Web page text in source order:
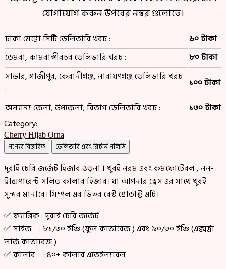
যোগাযোগ করুন উপরের নম্বর গুলোতে।
ঢাকা মেট্রো সিটি ডেলিভারি খরচ :
৬০ টাকা
ডেমরা, কামরাঙ্গীরচর ডেলিভারি খরচ :
৮০ টাকা
সাভার, গাজীপুর, কেরানীগঞ্জ, নারায়ণগঞ্জ ডেলিভারি খরচ
:
১০০ টাকা
অন্যান্য জেলা, উপজেলা, বিভাগ ডেলিভারি খরচ :
১৩০ টাকা
Category:
Cherry Hijab Orna
পণ্যের বিস্তারিত ডেলিভারি এবং রিটার্ন পলিসি
দুবাই চেরি জর্জেট হিজাব ওড়না । খুবই নরম এবং কমফোর্টেবল , নন-
ট্রান্সপারেন্ট সলিড কালার হিজাব। যা আপনার ড্রেস এর সাথে খুবই
সুন্দর মানাবে। সিম্পল এর ভিতর বেস্ট প্রোডাক্ট এটি।
✅ ফ্যাব্রিক : দুবাই চেরি জর্জেট
✅ সাইজ : ৮১/৩০ ইঞ্চি (ফুল কাভারেজ ) এবং ৯০/৩০ ইঞ্চি (এক্সট্রা
লার্জ কাভারেজ )
✅ কালার : ৪০+ কালার এভেইল্যাবল